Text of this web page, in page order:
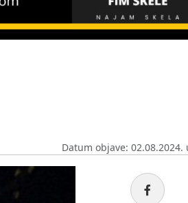
Datum objave: 02.08.2024.